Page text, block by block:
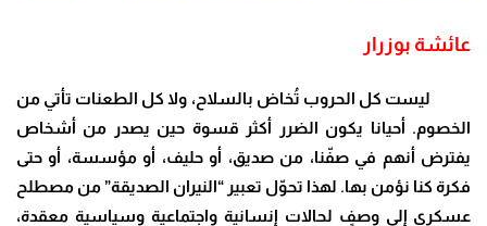
عائشة بوزرار
ليست كل الحروب تُخاض بالسلاح، ولا كل الطعنات تأتي من
الخصوم. أحيانا يكون الضرر أكثر قسوة حين يصدر من أشخاص
يفترض أنهم في صفّنا، من صديق، أو حليف، أو مؤسسة، أو حتى
فكرة كنا نؤمن بها. لهذا تحوّل تعبير “النيران الصديقة” من مصطلح
عسكري إلى وصفٍ لحالات إنسانية واجتماعية وسياسية معقدة،